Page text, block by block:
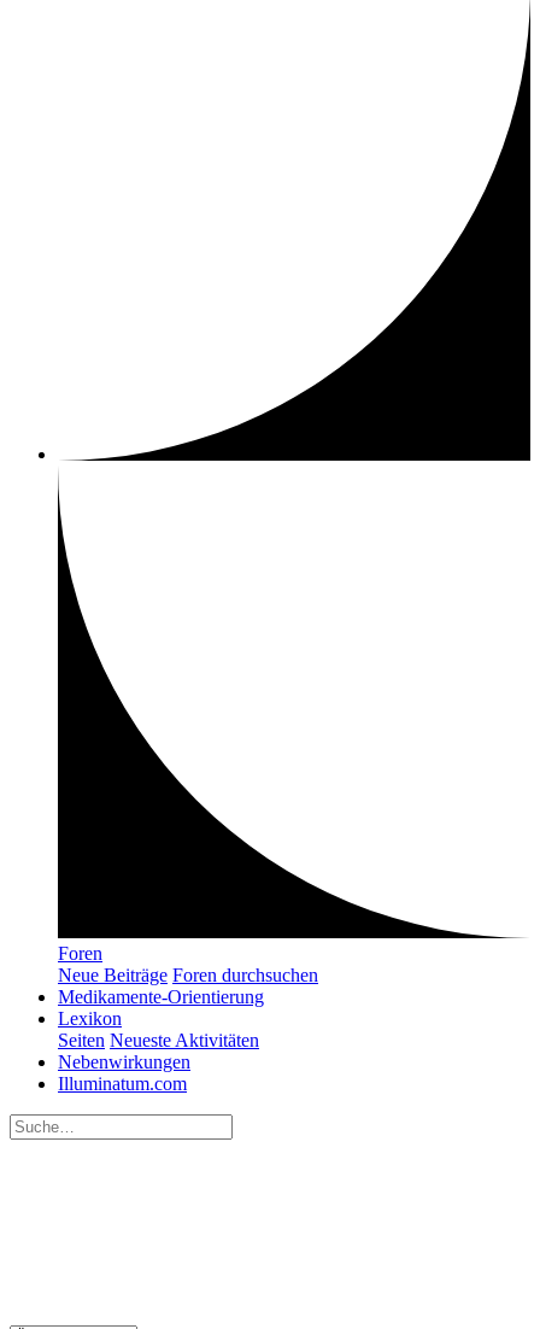
Foren
Neue Beiträge Foren durchsuchen
Medikamente-Orientierung
Lexikon
Seiten Neueste Aktivitäten
Nebenwirkungen
Illuminatum.com